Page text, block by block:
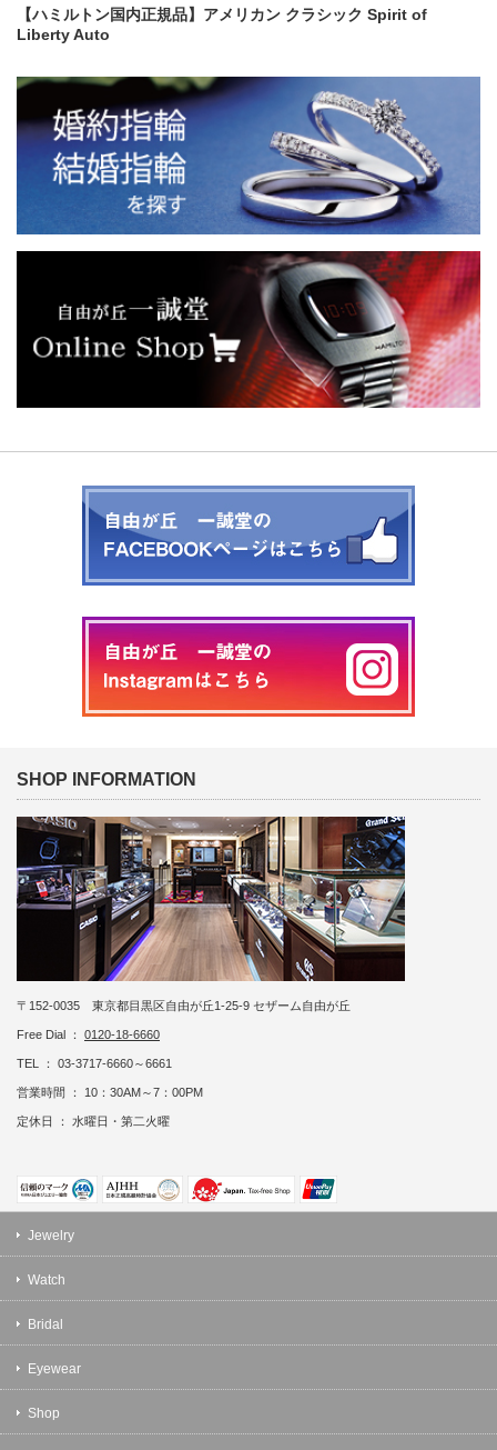
【ハミルトン国内正規品】アメリカン クラシック Spirit of
Liberty Auto
SHOP INFORMATION
〒152-0035 東京都目黒区自由が丘1-25-9 セザーム自由が丘
Free Dial ： 0120-18-6660
TEL ： 03-3717-6660～6661
営業時間 ： 10：30AM～7：00PM
定休日 ： 水曜日・第二火曜
Jewelry
Watch
Bridal
Eyewear
Shop